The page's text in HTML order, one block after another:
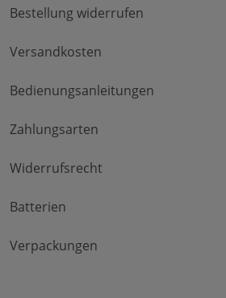
Bestellung widerrufen
Versandkosten
Bedienungsanleitungen
Zahlungsarten
Widerrufsrecht
Batterien
Verpackungen